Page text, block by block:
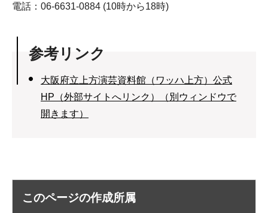
電話：06-6631-0884 (10時から18時)
参考リンク
大阪府立上方演芸資料館（ワッハ上方）公式
HP（外部サイトへリンク）（別ウィンドウで
開きます）
このページの作成所属